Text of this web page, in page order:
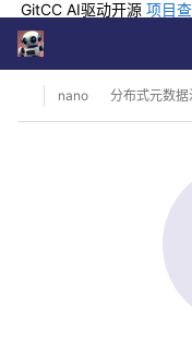
GitCC AI驱动开源 项目
排行
Skip to content
GitLab
nano 分布式元数据